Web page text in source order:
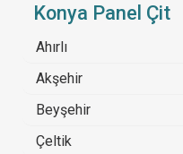
Konya Panel Çit
Ahırlı
Akşehir
Beyşehir
Çeltik